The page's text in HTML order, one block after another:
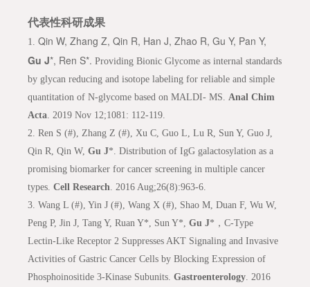
代表性科研成果
1. Qin W, Zhang Z, Qin R, Han J, Zhao R, Gu Y, Pan Y,
Gu J*, Ren S*. Providing Bionic Glycome as internal standards
by glycan reducing and isotope labeling for reliable and simple
quantitation of N-glycome based on MALDI- MS. Anal Chim
Acta. 2019 Nov 12;1081: 112-119.
2. Ren S (#), Zhang Z (#), Xu C, Guo L, Lu R, Sun Y, Guo J,
Qin R, Qin W, Gu J*. Distribution of IgG galactosylation as a
promising biomarker for cancer screening in multiple cancer
types. Cell Research. 2016 Aug;26(8):963-6.
3. Wang L (#), Yin J (#), Wang X (#), Shao M, Duan F, Wu W,
Peng P, Jin J, Tang Y, Ruan Y*, Sun Y*, Gu J*，C-Type
Lectin-Like Receptor 2 Suppresses AKT Signaling and Invasive
Activities of Gastric Cancer Cells by Blocking Expression of
Phosphoinositide 3-Kinase Subunits. Gastroenterology. 2016